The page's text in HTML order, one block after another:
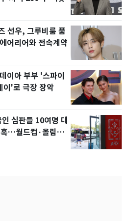
선우, 그루비룸 품
어리어와 전속계약
이아 부부 '스파이
'로 극장 장악
심판들 10여명 대
…월드컵·올림픽